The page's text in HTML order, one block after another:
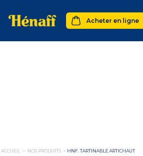
Acheter en ligne
ACCUEIL > NOS PRODUITS > HNF. TARTINABLE ARTICHAUT